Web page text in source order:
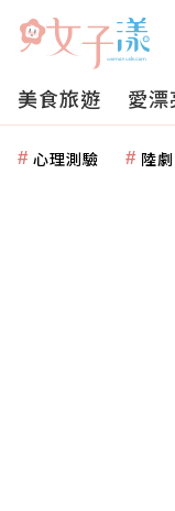
美食旅遊 愛漂
心理測驗 陸劇